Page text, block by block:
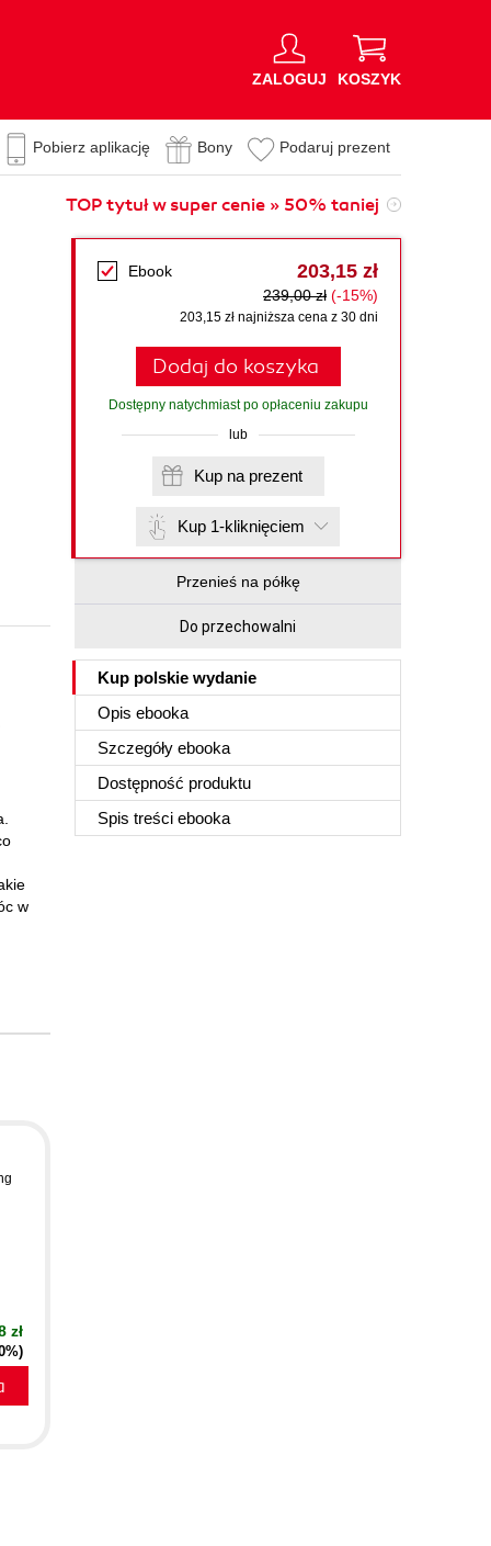
ZALOGUJ KOSZYK
Pobierz aplikację Bony Podaruj prezent
TOP tytuł w super cenie » 50% taniej
Ebook 203,15 zł
239,00 zł (-15%)
203,15 zł najniższa cena z 30 dni
Dodaj do koszyka
Dostępny natychmiast po opłaceniu zakupu
lub
Kup na prezent
Kup 1-kliknięciem
Przenieś na półkę
Do przechowalni
Kup polskie wydanie
Opis ebooka
Szczegóły ebooka
Dostępność produktu
Spis treści ebooka
w
zł